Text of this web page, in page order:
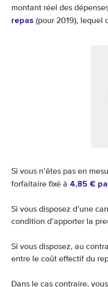
montant réel des
repas (pour 2019), lequel
Si vous n’êtes pas en
forfaitaire fixé à 4,85 €
Si vous disposez d’une
condition d’apporter la
Si vous disposez, au
entre le coût effectif du
Dans le cas contraire,